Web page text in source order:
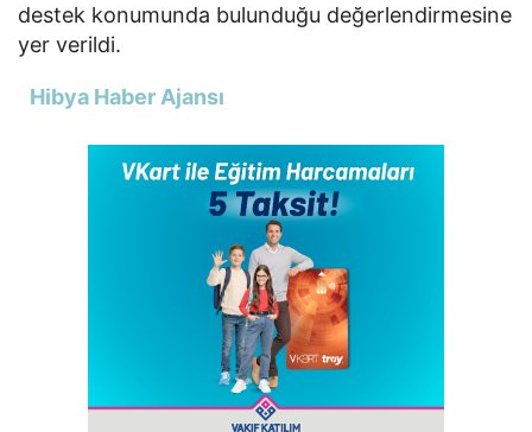
destek konumunda bulunduğu değerlendirmesine
yer verildi.
Hibya Haber Ajansı